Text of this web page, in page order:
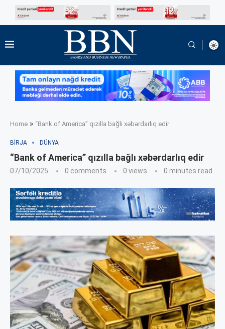
Home » “Bank of America” qızılla bağlı xəbərdarlıq edir
BIRJA DÜNYA
“Bank of America” qızılla bağlı xəbərdarlıq edir
07/10/2025 0 comments 0 views 0 minutes read